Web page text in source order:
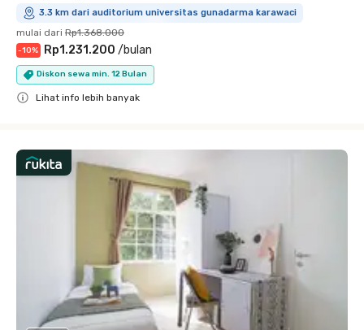
3.3 km dari auditorium universitas gunadarma karawaci
mulai dari Rp1.368.000
-10% Rp1.231.200 /bulan
Diskon sewa min. 12 Bulan
Lihat info lebih banyak